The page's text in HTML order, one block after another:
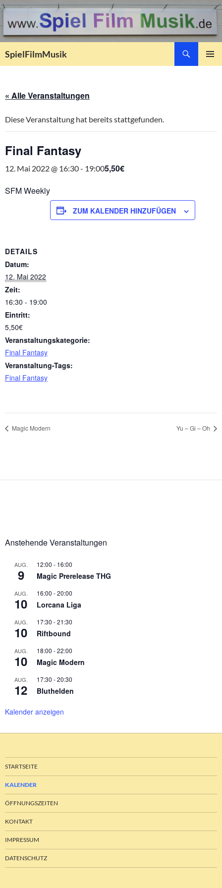
SpielFilmMusik
« Alle Veranstaltungen
Diese Veranstaltung hat bereits stattgefunden.
Final Fantasy
12. Mai 2022 @ 16:30- 19:005,50€
SFM Weekly
ZUM KALENDER HINZUFÜGEN
DETAILS
Datum:
12. Mai 2022
Zeit:
16:30 - 19:00
Eintritt:
5,50€
Veranstaltungskategorie:
Final Fantasy
Veranstaltung-Tags:
Final Fantasy
Magic Modern Yu – Gi – Oh
Anstehende Veranstaltungen
AUG.
9
12:00 - 16:00
Magic Prerelease THG
AUG.
10
16:00 -20:00
Lorcana Liga
AUG.
10
17:30 -21:30
Riftbound
AUG.
10
18:00 -22:00
Magic Modern
AUG.
12
17:30 -20:30
Bluthelden
Kalender anzeigen
STARTSEITE
KALENDER
ÖFFNUNGSZEITEN
KONTAKT
IMPRESSUM
DATENSCHUTZ